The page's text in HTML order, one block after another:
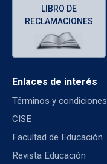
LIBRO DE
RECLAMACIONES
Enlaces de interés
Términos y condiciones
CISE
Facultad de Educación
Revista Educación